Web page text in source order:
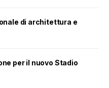
di architettura e
per il nuovo Stadio